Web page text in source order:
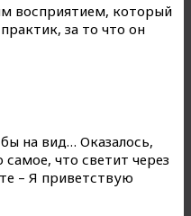
восприятием, который
за то что он
на вид… Оказалось,
что светит через
– Я приветствую